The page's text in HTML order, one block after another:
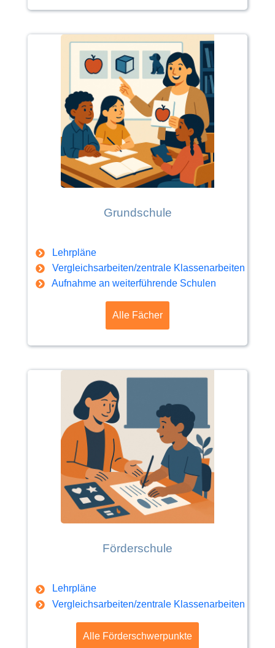
Grundschule
Lehrpläne
Vergleichsarbeiten/zentrale Klassenarbeiten
Aufnahme an weiterführende Schulen
Alle Fächer
Förderschule
Lehrpläne
Vergleichsarbeiten/zentrale Klassenarbeiten
Alle Förderschwerpunkte